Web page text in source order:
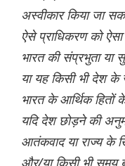
अस्वीकार किया जा
ऐसे प्राधिकरण को ऐसा
भारत की संप्रभुता या
या यह किसी भी देश के
भारत के आर्थिक हितों
यदि देश छोड़ने की
आतंकवाद या राज्य के